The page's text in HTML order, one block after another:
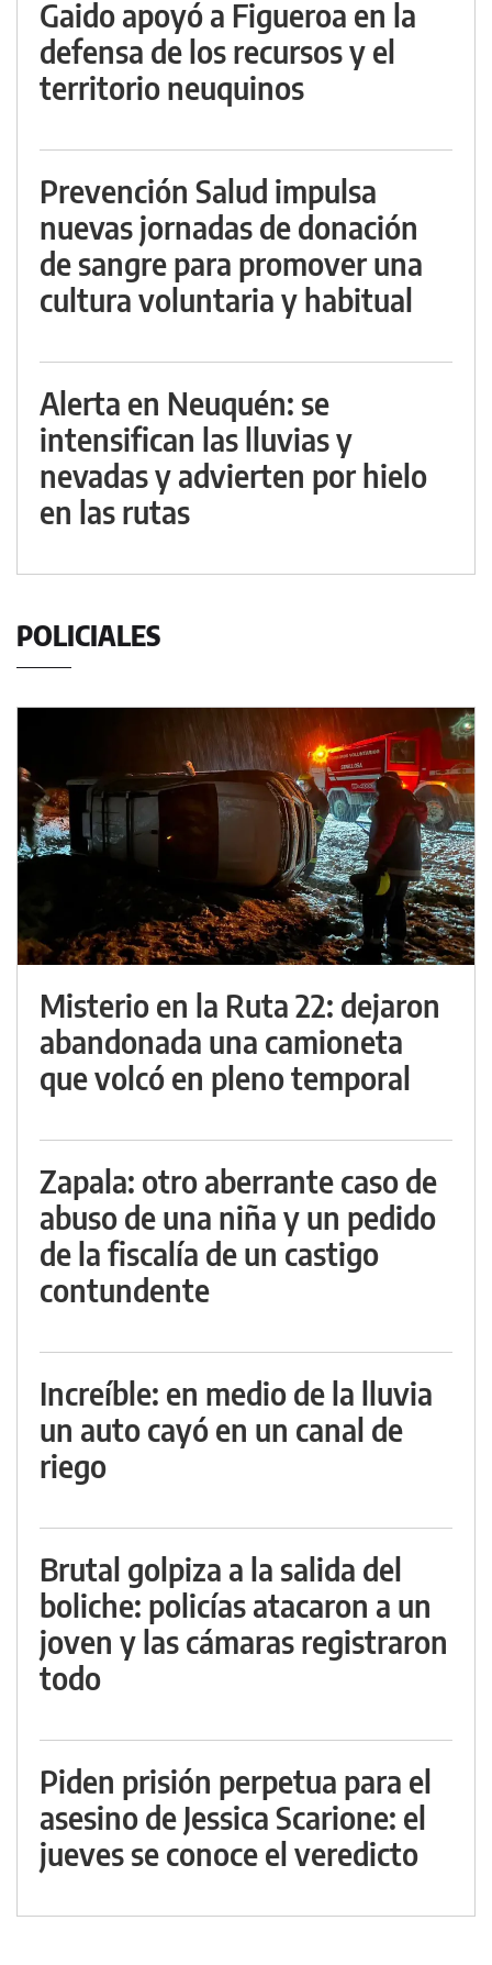
Gaido apoyó a Figueroa en la
defensa de los recursos y el
territorio neuquinos
Prevención Salud impulsa
nuevas jornadas de donación
de sangre para promover una
cultura voluntaria y habitual
Alerta en Neuquén: se
intensifican las lluvias y
nevadas y advierten por hielo
en las rutas
POLICIALES
Misterio en la Ruta 22: dejaron
abandonada una camioneta
que volcó en pleno temporal
Zapala: otro aberrante caso de
abuso de una niña y un pedido
de la fiscalía de un castigo
contundente
Increíble: en medio de la lluvia
un auto cayó en un canal de
riego
Brutal golpiza a la salida del
boliche: policías atacaron a un
joven y las cámaras registraron
todo
Piden prisión perpetua para el
asesino de Jessica Scarione: el
jueves se conoce el veredicto